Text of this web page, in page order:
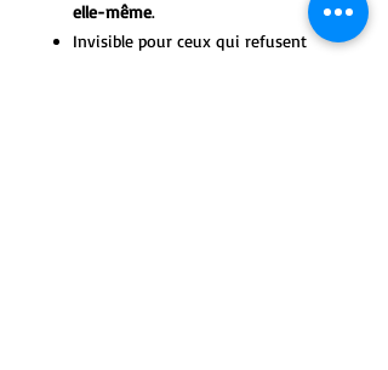
elle-même.
Invisible pour ceux qui refusent